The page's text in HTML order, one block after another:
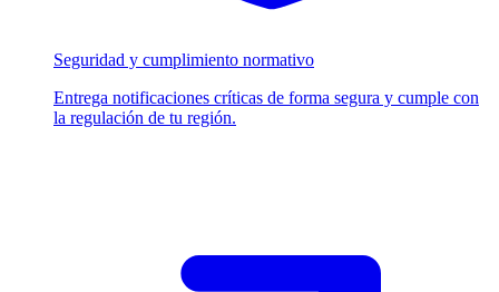
Seguridad y cumplimiento normativo
Entrega notificaciones críticas de forma segura y cumple con
la regulación de tu región.